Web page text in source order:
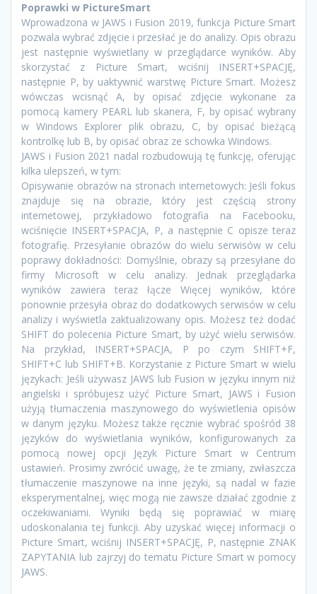
Poprawki w PictureSmart
Wprowadzona w JAWS i Fusion 2019, funkcja Picture Smart
pozwala wybrać zdjęcie i przesłać je do analizy. Opis obrazu
jest następnie wyświetlany w przeglądarce wyników. Aby
skorzystać z Picture Smart, wciśnij INSERT+SPACJĘ,
następnie P, by uaktywnić warstwę Picture Smart. Możesz
wówczas wcisnąć A, by opisać zdjęcie wykonane za
pomocą kamery PEARL lub skanera, F, by opisać wybrany
w Windows Explorer plik obrazu, C, by opisać bieżącą
kontrolkę lub B, by opisać obraz ze schowka Windows.
JAWS i Fusion 2021 nadal rozbudowują tę funkcję, oferując
kilka ulepszeń, w tym:
Opisywanie obrazów na stronach internetowych: Jeśli fokus
znajduje się na obrazie, który jest częścią strony
internetowej, przykładowo fotografia na Facebooku,
wciśnięcie INSERT+SPACJA, P, a następnie C opisze teraz
fotografię. Przesyłanie obrazów do wielu serwisów w celu
poprawy dokładności: Domyślnie, obrazy są przesyłane do
firmy Microsoft w celu analizy. Jednak przeglądarka
wyników zawiera teraz łącze Więcej wyników, które
ponownie przesyła obraz do dodatkowych serwisów w celu
analizy i wyświetla zaktualizowany opis. Możesz też dodać
SHIFT do polecenia Picture Smart, by użyć wielu serwisów.
Na przykład, INSERT+SPACJA, P po czym SHIFT+F,
SHIFT+C lub SHIFT+B. Korzystanie z Picture Smart w wielu
językach: Jeśli używasz JAWS lub Fusion w języku innym niż
angielski i spróbujesz użyć Picture Smart, JAWS i Fusion
użyją tłumaczenia maszynowego do wyświetlenia opisów
w danym języku. Możesz także ręcznie wybrać spośród 38
języków do wyświetlania wyników, konfigurowanych za
pomocą nowej opcji Język Picture Smart w Centrum
ustawień. Prosimy zwrócić uwagę, że te zmiany, zwłaszcza
tłumaczenie maszynowe na inne języki, są nadal w fazie
eksperymentalnej, więc mogą nie zawsze działać zgodnie z
oczekiwaniami. Wyniki będą się poprawiać w miarę
udoskonalania tej funkcji. Aby uzyskać więcej informacji o
Picture Smart, wciśnij INSERT+SPACJĘ, P, następnie ZNAK
ZAPYTANIA lub zajrzyj do tematu Picture Smart w pomocy
JAWS.